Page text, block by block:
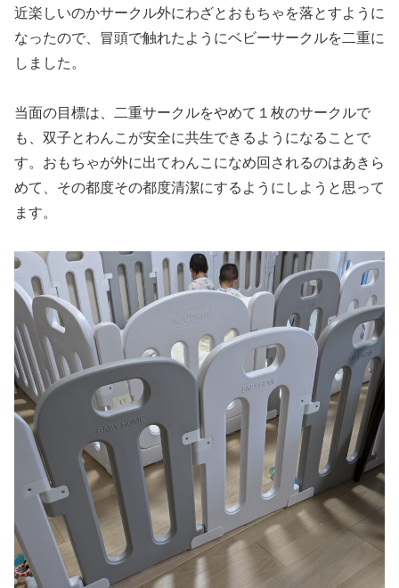
近楽しいのかサークル外にわざとおもちゃを落とすように
なったので、冒頭で触れたようにベビーサークルを二重に
しました。
当面の目標は、二重サークルをやめて１枚のサークルで
も、双子とわんこが安全に共生できるようになることで
す。おもちゃが外に出てわんこになめ回されるのはあきら
めて、その都度その都度清潔にするようにしようと思って
ます。